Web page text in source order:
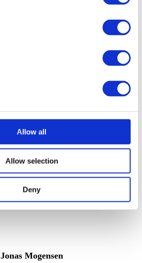
Allow all
Allow selection
Deny
Kontakt kunstner
Carsten Bang
Kontakt kunstner
Jonas Mogensen